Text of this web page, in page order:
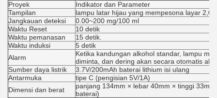
Proyek
Indikator dan Parameter
Tampilan
lampu latar hijau yang mempesona layar 2,0
Jangkauan deteksi
0.00~200 mg/100 ml
Waktu Reset
10 detik
Waktu pemanasan
15 detik.
Waktu induksi
5 detik
Alarm
Ketika kandungan alkohol standar, lampu
diminta, dan dering akan secara otomatis
Sumber daya listrik
3.7V/200mAh baterai lithium isi ulang
Antarmuka
tipe C (pengisian 5V/1A)
Dimensi dan berat
panjang 134mm × lebar 40mm × tinggi
baterai)